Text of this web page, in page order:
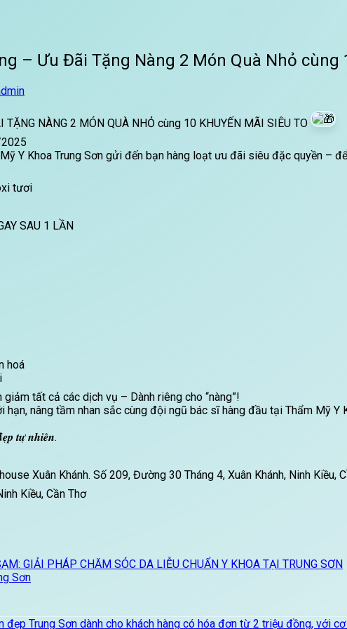
– Ưu Đãi Tặng Nàng 2 Món Quà Nhỏ cùng
NÀNG 2 MÓN QUÀ NHỎ cùng 10 KHUYẾN MÃI SIÊU TO
Y Khoa Trung Sơn gửi đến bạn hàng loạt ưu đãi siêu đặc quyền –
tươi
SAU 1 LẦN
hoá
tất cả các dịch vụ – Dành riêng cho “nàng”!
nâng tầm nhan sắc cùng đội ngũ bác sĩ hàng đầu tại Thẩm Mỹ Y
𝒕𝒖̛̣ 𝒏𝒉𝒊𝒆̂𝒏.
Xuân Khánh. Số 209, Đường 30 Tháng 4, Xuân Khánh, Ninh Kiều,
Kiều, Cần Thơ
GIẢI PHÁP CHĂM SÓC DA LIỄU CHUẨN Y KHOA TẠI TRUNG SƠN
Sơn